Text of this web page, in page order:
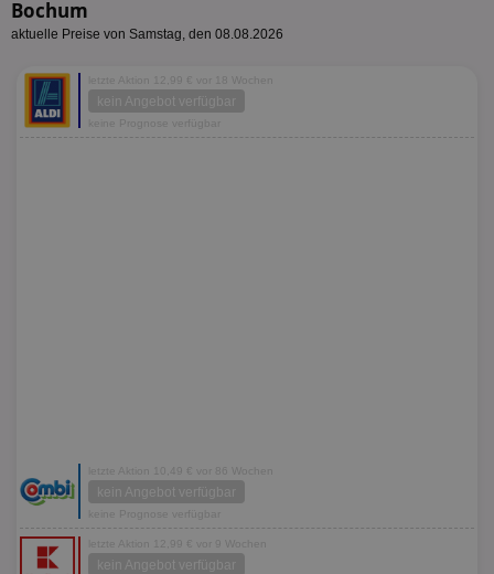
Bochum
aktuelle Preise von Samstag, den 08.08.2026
letzte Aktion 12,99 € vor 18 Wochen
kein Angebot verfügbar
keine Prognose verfügbar
letzte Aktion 10,49 € vor 86 Wochen
kein Angebot verfügbar
keine Prognose verfügbar
letzte Aktion 12,99 € vor 9 Wochen
kein Angebot verfügbar